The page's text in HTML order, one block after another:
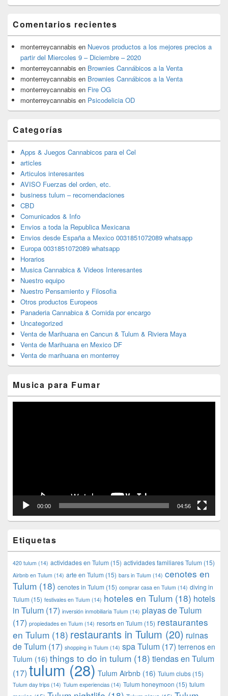
Comentarios recientes
monterreycannabis en Nuevos productos a los mejores precios a
partir del Miercoles 9 – Diciembre – 2020
monterreycannabis en Brownies Cannábicos a la Venta
monterreycannabis en Brownies Cannábicos a la Venta
monterreycannabis en Fire OG
monterreycannabis en Psicodelicia OD
Categorías
Apps & Juegos Cannabicos para el Cel
articles
Articulos interesantes
AVISO Fuerzas del orden, etc.
business tulum – recomendaciones
CBD
Comunicados & Info
Envios a toda la Republica Mexicana
Envios desde España a Mexico 0031851072089 whatsapp
Europa 0031851072089 whatsapp
Horarios
Musica Cannabica & Videos Interesantes
Nuestro equipo
Nuestro Pensamiento y Filosofia
Otros productos Europeos
Panaderia Cannabica & Comida por encargo
Uncategorized
Venta de Marihuana en Cancun & Tulum & Riviera Maya
Venta de Marihuana en Mexico DF
Venta de marihuana en monterrey
Musica para Fumar
00:00 04:56
Etiquetas
420 tulum (14) actividades en Tulum (15) actividades familiares Tulum (15)
Airbnb en Tulum (14) arte en Tulum (15) bars in Tulum (14) cenotes en
Tulum (18) cenotes in Tulum (15) comprar casa en Tulum (14) diving in
Tulum (15) festivales en Tulum (14) hoteles en Tulum (18) hotels
in Tulum (17) inversión inmobiliaria Tulum (14) playas de Tulum
(17) propiedades en Tulum (14) resorts en Tulum (15) restaurantes
en Tulum (18) restaurants in Tulum (20) ruinas
de Tulum (17) shopping in Tulum (14) spa Tulum (17) terrenos en
Tulum (16) things to do in tulum (18) tiendas en Tulum
(17) tulum(28) Tulum Airbnb (16) Tulum clubs (15)
Tulum day trips (14) Tulum experiencias (14) Tulum honeymoon (15) tulum